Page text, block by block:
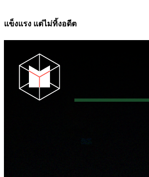
แข็งแรง แต่ไม่ทิ้งอดีต